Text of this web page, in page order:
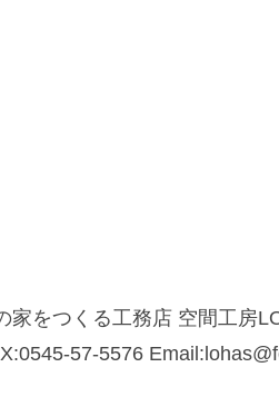
をつくる工務店 空間工房
57-5576